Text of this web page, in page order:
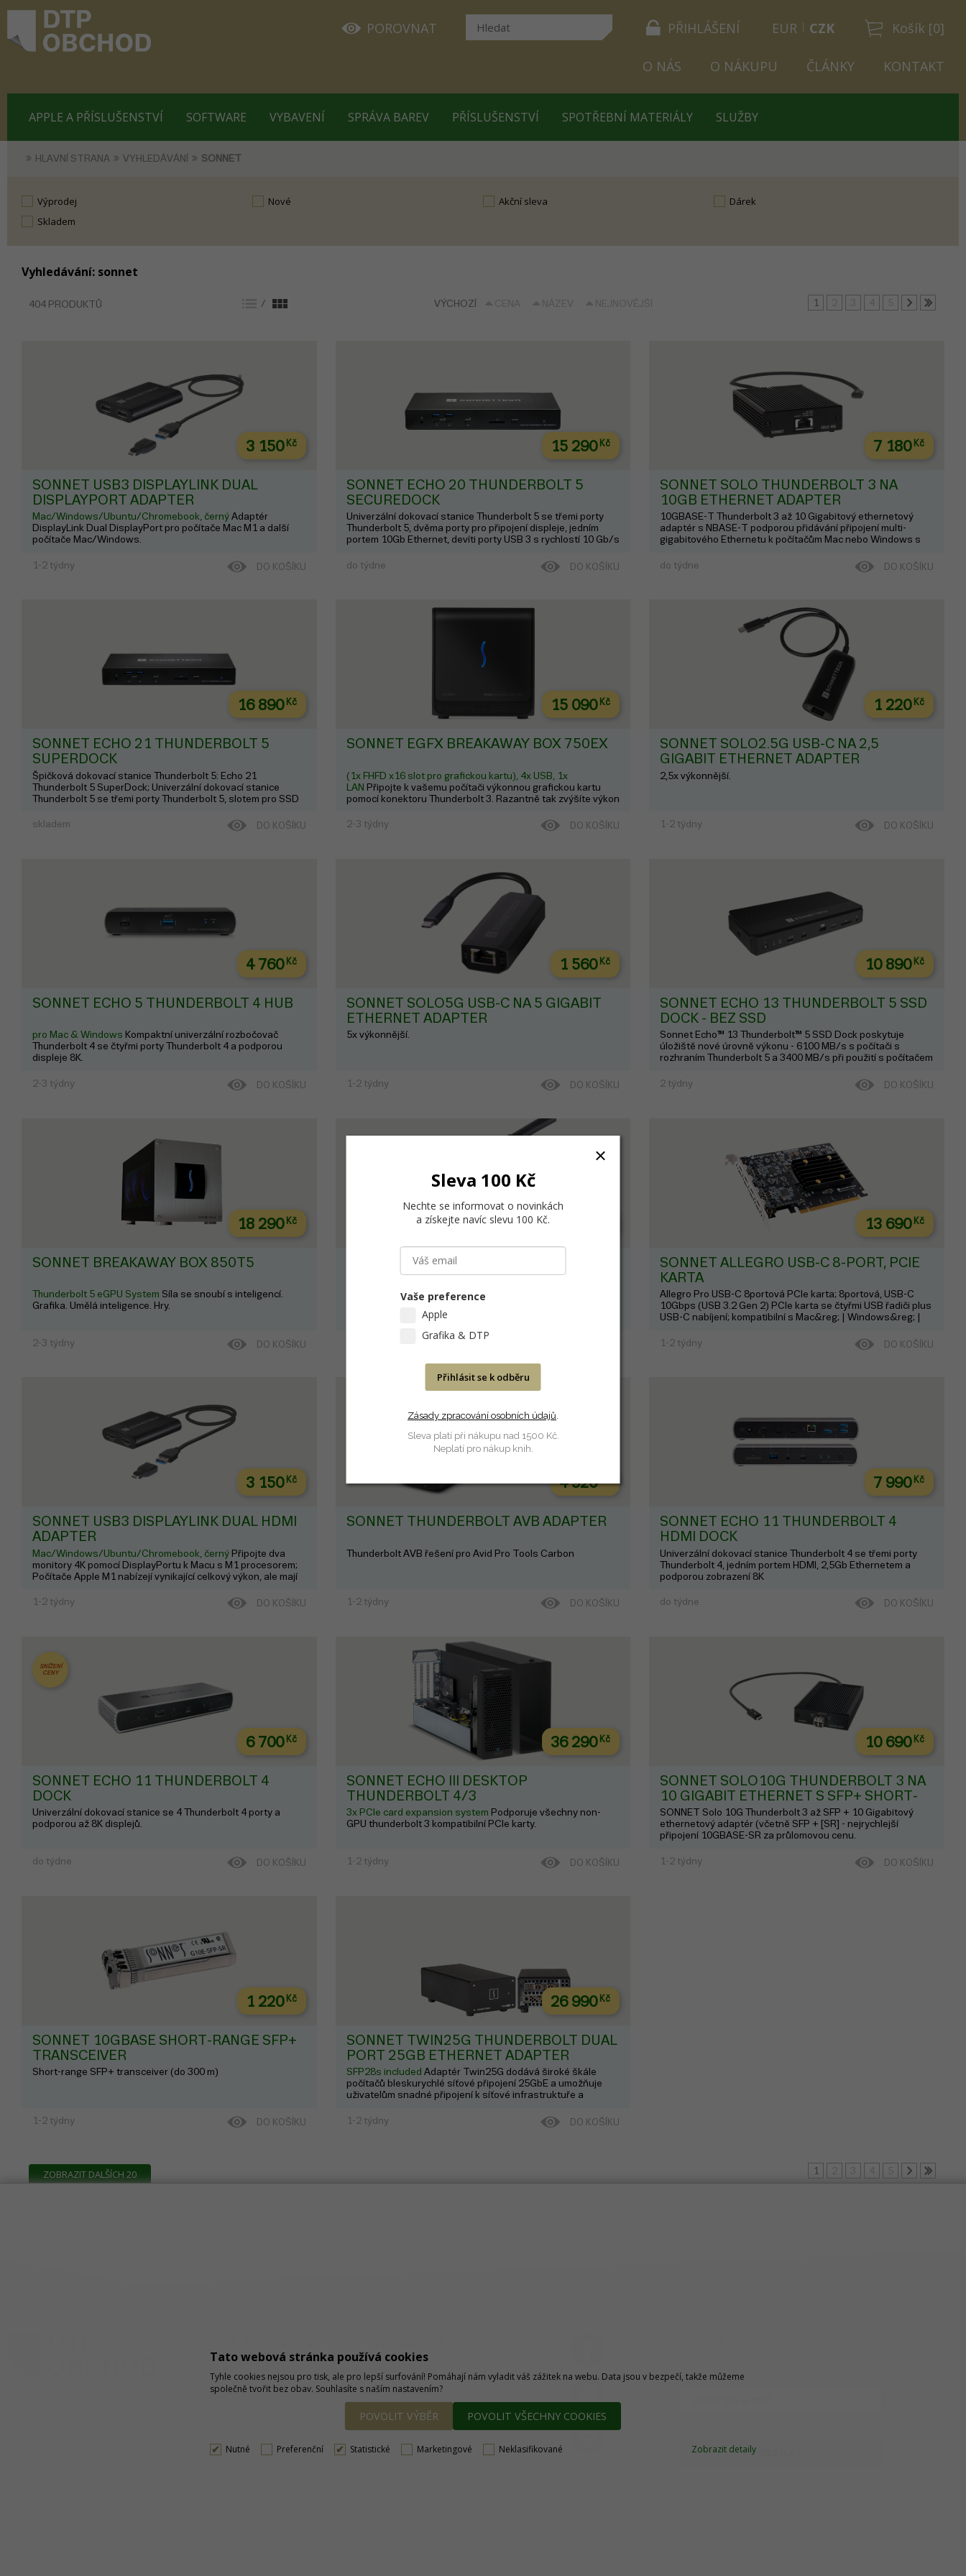
PŘIHLÁŠENÍ Košík [0]
POROVNAT EUR CZK
O NÁS O NÁKUPU ČLÁNKY KONTAKT
APPLE A PŘÍSLUŠENSTVÍ SOFTWARE VYBAVENÍ SPRÁVA BAREV PŘÍSLUŠENSTVÍ SPOTŘEBNÍ MATERIÁLY SLUŽBY
HLAVNÍ STRANA VYHLEDÁVÁNÍ SONNET
Výprodej Nové Akční sleva
Dárek
skladem
Vyhledávání: sonnet
404 PRODUKTŮ / VÝCHOZÍ 1
3 150Kč
SONNET USB3 DISPLAYLINK DUAL
DISPLAYPORT ADAPTER
Mac/Windows/Ubuntu/Chromebook, černý Adaptér
DisplayLink Dual DisplayPort pro počítače Mac M1 a další
počítače Mac/Windows.
1-2 týdny DO KOŠÍKU
15 290Kč
SONNET ECHO 20 THUNDERBOLT 5
SECUREDOCK
Univerzální dokovací stanice Thunderbolt 5 se třemi porty
Thunderbolt 5, dvěma porty pro připojení displeje, jedním
portem 10Gb Ethernet, devíti porty USB 3 s rychlostí 10 Gb/s
do týdne
DO KOŠÍKU
7 180Kč
SONNET SOLO THUNDERBOLT 3 NA
10GB ETHERNET ADAPTER
10GBASE-T Thunderbolt 3 až 10 Gigabitový ethernetový
adaptér s NBASE-T podporou přidávání připojení multi-
gigabitového Ethernetu k počítačům Mac nebo Windows s
do týdne
DO KOŠÍKU
16 890Kč
SONNET ECHO 21 THUNDERBOLT 5
SUPERDOCK
Špičková dokovací stanice Thunderbolt 5: Echo 21
Thunderbolt 5 SuperDock; Univerzální dokovací stanice
Thunderbolt 5 se třemi porty Thunderbolt 5, slotem pro SSD
displeje, devíti porty USB 3 s rychlo...
skladem DO KOŠÍKU
15 090Kč
SONNET EGFX BREAKAWAY BOX 750EX
(1x FHFD x16 slot pro grafickou kartu), 4x USB, 1x
LAN Připojte k vašemu počítači výkonnou grafickou kartu
pomocí konektoru Thunderbolt 3. Razantně tak zvýšíte výkon
ten nejvýkonnější notebook.
2-3 týdny DO KOŠÍKU
1 220Kč
SONNET SOLO2.5G USB-C NA 2,5
GIGABIT ETHERNET ADAPTER
2,5x výkonnější.
1-2 týdny DO KOŠÍKU
4 760Kč
SONNET ECHO 5 THUNDERBOLT 4 HUB
pro Mac & Windows Kompaktní univerzální rozbočovač
Thunderbolt 4 se čtyřmi porty Thunderbolt 4 a podporou
displeje 8K.
2-3 týdny DO KOŠÍKU
1 560Kč
SONNET SOLO5G USB-C NA 5 GIGABIT
ETHERNET ADAPTER
5x výkonnější.
1-2 týdny DO KOŠÍKU
10 890Kč
SONNET ECHO 13 THUNDERBOLT 5 SSD
DOCK - BEZ SSD
Sonnet Echo™ 13 Thunderbolt™ 5 SSD Dock poskytuje
úložiště nové úrovně výkonu - 6100 MB/s s počítači s
rozhraním Thunderbolt 5 a 3400 MB/s při použití s počítačem
s rychlostí Thunderbolt 5. Přip...
2 týdny DO KOŠÍKU
18 290Kč
SONNET BREAKAWAY BOX 850T5
Thunderbolt 5 eGPU System Síla se snoubí s inteligencí.
Grafika. Umělá inteligence. Hry.
2-3 týdny DO KOŠÍKU
SONNET THUNDERBOLT 5 KABEL
0,8 metru, černýThunderbolt 5 s rychlostí až 120 Gb/s.
13 690Kč
SONNET ALLEGRO USB-C 8-PORT, PCIE
KARTA
Allegro Pro USB-C 8portová PCIe karta; 8portová, USB-C
10Gbps (USB 3.2 Gen 2) PCIe karta se čtyřmi USB řadiči plus
USB-C nabíjení; kompatibilní s Mac&reg; | Windows&reg; |
(2019) s x16 PCIe slotem, m...
1-2 týdny DO KOŠÍKU
3 150Kč
SONNET USB3 DISPLAYLINK DUAL HDMI
ADAPTER
Mac/Windows/Ubuntu/Chromebook, černý Připojte dva
monitory 4K pomocí DisplayPortu k Macu s M1 procesorem;
Počítače Apple M1 nabízejí vynikající celkový výkon, ale mají
připojit. Pokud používáte M1 MacBook Air nebo MacBook
Pro, mohli jst...
1-2 týdny DO KOŠÍKU
4 920
SONNET THUNDERBOLT AVB ADAPTER
Thunderbolt AVB řešení pro Avid Pro Tools Carbon
1-2 týdny DO KOŠÍKU
7 990Kč
SONNET ECHO 11 THUNDERBOLT 4
HDMI DOCK
Univerzální dokovací stanice Thunderbolt 4 se třemi porty
Thunderbolt 4, jedním portem HDMI, 2,5Gb Ethernetem a
podporou zobrazení 8K
do týdne DO KOŠÍKU
SNÍŽENÍ
CENY
6 700Kč
SONNET ECHO 11 THUNDERBOLT 4
DOCK
Univerzální dokovací stanice se 4 Thunderbolt 4 porty a
podporou až 8K displejů.
do týdne DO KOŠÍKU
36 290Kč
SONNET ECHO III DESKTOP
THUNDERBOLT 4/3
3x PCIe card expansion system Podporuje všechny non-
GPU thunderbolt 3 kompatibilní PCIe karty.
1-2 týdny DO KOŠÍKU
10 690Kč
SONNET SOLO10G THUNDERBOLT 3 NA
10 GIGABIT ETHERNET S SFP+ SHORT-
RANGE TRANSCEIVER
SONNET Solo 10G Thunderbolt 3 až SFP + 10 Gigabitový
ethernetový adaptér (včetně SFP + [SR] - nejrychlejší
připojení 10GBASE-SR za průlomovou cenu.
1-2 týdny DO KOŠÍKU
1 220Kč
SONNET 10GBASE SHORT-RANGE SFP+
TRANSCEIVER
Short-range SFP+ transceiver (do 300 m)
1-2 týdny DO KOŠÍKU
26 990Kč
SONNET TWIN25G THUNDERBOLT DUAL
PORT 25GB ETHERNET ADAPTER
SFP28s included Adaptér Twin25G dodává široké škále
počítačů bleskurychlé síťové připojení 25GbE a umožňuje
uživatelům snadné připojení k síťové infrastruktuře a
optických kabelů LC (prodávají se samostatně). Obsahuje ...
1-2 týdny DO KOŠÍKU
ZOBRAZIT DALŠÍCH 20 1
ČLÁNKY
KONTAKT
Thámova 32, Praha 8
MAPA
233 355 585
obchod@dtpobchod.cz
Tato webová stránka používá cookies
Tyhle cookies nejsou pro tisk, ale pro lepší surfování! Pomáhají nám vyladit váš zážitek na webu. Data jsou v bezpečí, takže můžeme
společně tvořit bez obav. Souhlasíte s naším nastavením?
POVOLIT VÝBĚR POVOLIT VŠECHNY COOKIES
Nutné Preferenční Statistické Marketingové Neklasifikované Zobrazit detaily
Sleva 100 Kč
Nechte se informovat o novinkách
a získejte navíc slevu 100 Kč.
Vaše preference
Apple
Grafika & DTP
Přihlásit se k odběru
Zásady zpracování osobních údajů.
Sleva platí při nákupu nad 1500 Kč.
Neplatí pro nákup knih.